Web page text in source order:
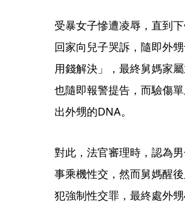
受暴女子慘遭凌辱，直到
回家向兒子哭訴，隨即外
用錢解決」，最終舅媽家
也隨即報警提告，而驗傷
出外甥的DNA。
對此，法官審理時，認為
事乘機性交，然而舅媽醒
犯強制性交罪，最終處外